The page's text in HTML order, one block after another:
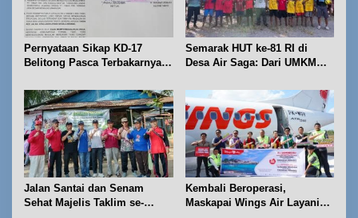
Pernyataan Sikap KD-17
Belitong Pasca Terbakarnya
Semarak HUT ke-81 RI di
Desa Air Saga: Dari UMKM
Jalan Santai dan Senam
Sehat Majelis Taklim se-
Kembali Beroperasi,
Maskapai Wings Air Layani